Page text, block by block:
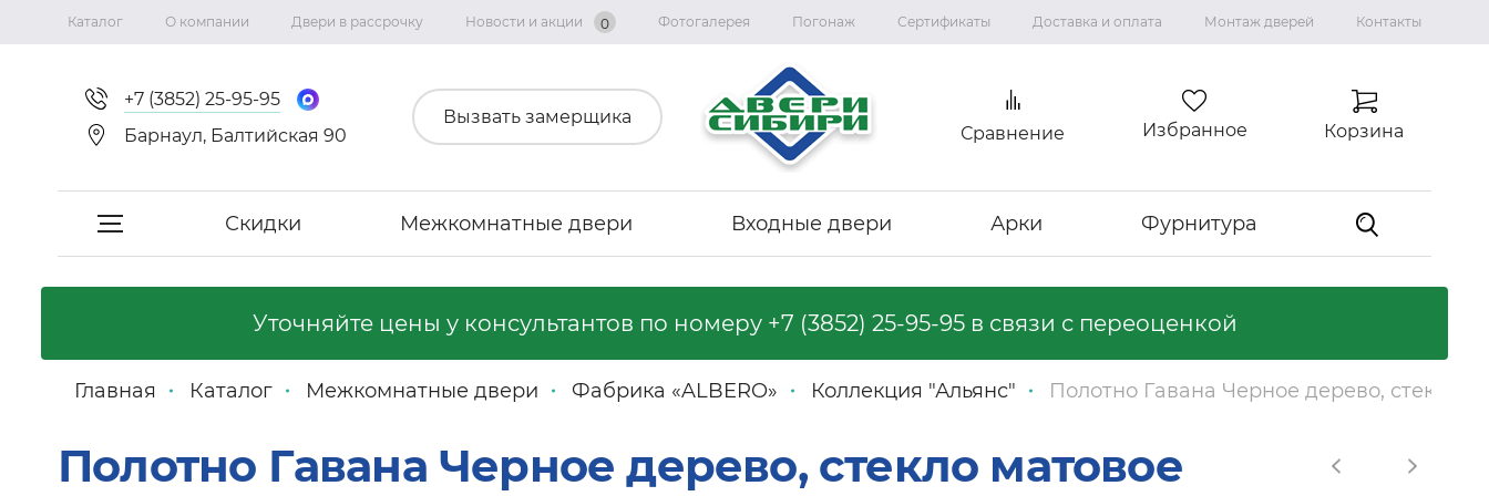
Каталог О компании Двери в рассрочку Новости и акции 0 Фотогалерея Погонаж Сертификаты Доставка и оплата Монтаж дверей Контакты
+7 (3852) 25-95-95
Барнаул, Балтийская 90
Вызвать замерщика
Сравнение Избранное Корзина
Скидки Межкомнатные двери Входные двери Арки Фурнитура
Межкомнатные двери
Фабрика «Двери Точка.ру»
Коллекция «Графика»
Коллекция «Империя»
Коллекция «Геометрия Эмаль»
Коллекция «Вест»
Коллекция "ВИЛЛА"
Ламинированные двери
Ликвидация коллекций
Входные двери с терморазрывом
Уточняйте цены у консультантов по номеру +7 (3852) 25-95-95в связи с переоценкой
Главная Каталог Межкомнатные двери Фабрика «ALBERO» Коллекция "Альянс" Полотно Гавана Черное дерево, стекло
Полотно Гавана Черное дерево, стекло матовое